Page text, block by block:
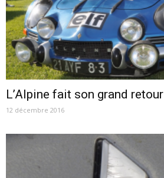
L’Alpine fait son grand retour
12 décembre 2016